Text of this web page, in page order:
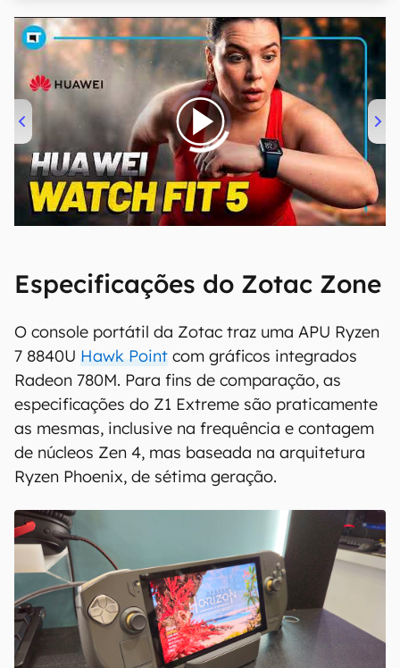
00:00/04:51
Especificações do Zotac Zone
O console portátil da Zotac traz uma APU Ryzen
7 8840U Hawk Point com gráficos integrados
Radeon 780M. Para fins de comparação, as
especificações do Z1 Extreme são praticamente
as mesmas, inclusive na frequência e contagem
de núcleos Zen 4, mas baseada na arquitetura
Ryzen Phoenix, de sétima geração.